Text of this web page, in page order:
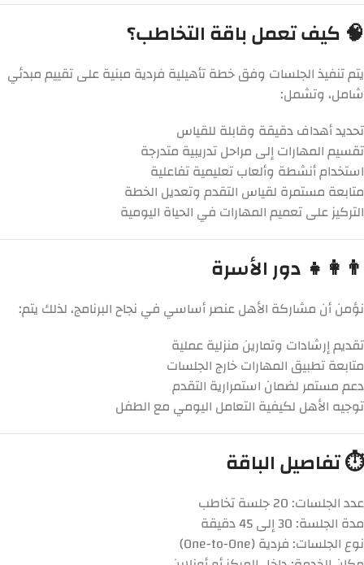
🧠 كيف تعمل باقة التخاطب؟
يتم تنفيذ الجلسات وفق خطة تأهيلية فردية مبنية على تقييم مبدئي
شامل، وتشمل:
تحديد أهداف دقيقة وقابلة للقياس
تقسيم المهارات إلى مراحل تدريبية متدرجة
استخدام أنشطة وألعاب تعليمية تفاعلية
متابعة مستمرة لقياس التقدم وتعديل الخطة
التركيز على تعميم المهارات في الحياة اليومية
👨‍👩‍👧 دور الأسرة
نؤمن أن مشاركة الأهل عنصر أساسي في نجاح البرنامج، لذلك يتم:
تقديم إرشادات وتمارين منزلية عملية
متابعة تطبيق المهارات خارج الجلسات
دعم مستمر لضمان استمرارية التقدم
توجيه الأهل لكيفية التعامل اليومي مع الطفل
⏱️ تفاصيل الباقة
عدد الجلسات: 20 جلسة تخاطب
مدة الجلسة: 30 إلى 45 دقيقة
نوع الجلسات: فردية (One-to-One)